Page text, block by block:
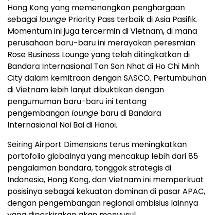
Hong Kong yang memenangkan penghargaan
sebagailounge Priority Pass terbaik di Asia Pasifik.
Momentum ini juga tercermin di Vietnam, di mana
perusahaan baru-baru ini merayakan peresmian
Rose Business Lounge yang telah ditingkatkan di
Bandara Internasional Tan Son Nhat di Ho Chi Minh
City dalam kemitraan dengan SASCO. Pertumbuhan
di Vietnam lebih lanjut dibuktikan dengan
pengumuman baru-baru ini tentang
pengembanganlounge baru di Bandara
Internasional Noi Bai di Hanoi.
Seiring Airport Dimensions terus meningkatkan
portofolio globalnya yang mencakup lebih dari 85
pengalaman bandara, tonggak strategis di
Indonesia, Hong Kong, dan Vietnam ini memperkuat
posisinya sebagai kekuatan dominan di pasar APAC,
dengan pengembangan regional ambisius lainnya